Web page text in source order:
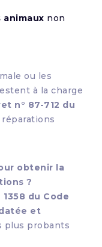
animaux non
ou les
à la charge
n° 87-712 du
obtenir la
?
du Code
et
plus probants